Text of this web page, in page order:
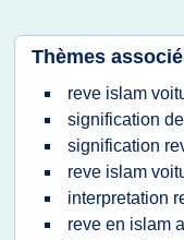
Thèmes
reve islam
signification
signification
reve islam
interpretation
reve en islam